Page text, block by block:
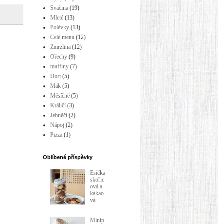
Svačina (19)
Mleté (13)
Polévky (13)
Celé menu (12)
Zmrzlina (12)
Ořechy (9)
muffiny (7)
Dort (5)
Mák (5)
Měsíčně (5)
Králičí (3)
Jehněčí (2)
Nápoj (2)
Pizza (1)
Oblíbené příspěvky
Esíčka
skořic
ová a
kakao
vá
Minip